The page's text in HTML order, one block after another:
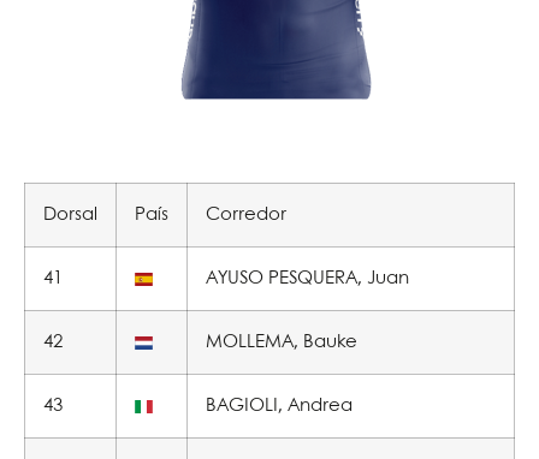
Dorsal País Corredor
41 AYUSO PESQUERA, Juan
42 MOLLEMA, Bauke
43 BAGIOLI, Andrea